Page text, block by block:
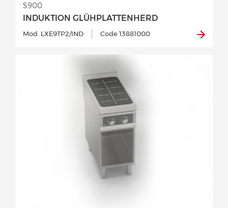
INDUKTION GLÜHPLATTENHERD
S900
Mod. LXE9TP2/IND Code 13881000